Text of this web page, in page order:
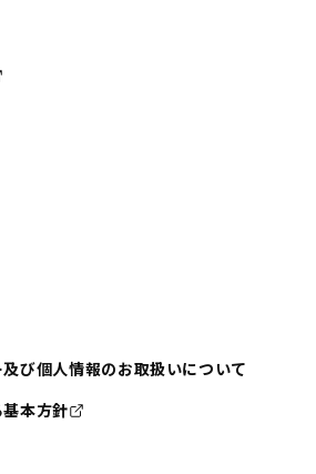
び個人情報のお取扱いについて
本方針